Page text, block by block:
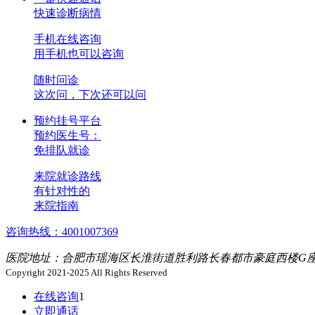
快速诊断病情
手机在线咨询
用手机也可以咨询
随时问诊
这次问，下次还可以问
预约挂号平台
预约医生号：
免排队就诊
来院就诊路线
有针对性的
来院指南
咨询热线：4001007369
医院地址：合肥市瑶海区长淮街道胜利路长春都市豪庭西楼G
Copyright 2021-2025 All Rights Reserved
在线咨询1
立即通话